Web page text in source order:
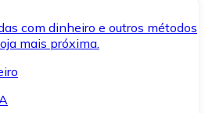
com dinheiro e outros métodos
mais próxima.